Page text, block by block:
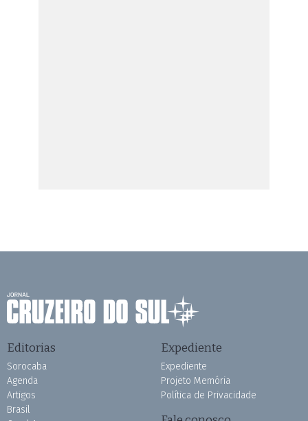
Editorias
Sorocaba
Agenda
Artigos
Brasil
Expediente
Expediente
Projeto Memória
Política de Privacidade